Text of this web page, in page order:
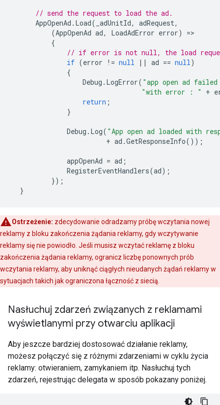
// send the request to load the ad.
AppOpenAd . Load( _adUnitId, adRequest,
(AppOpenAd ad, LoadAdError error) =
{
// if error is not null, the load
if (error != null || ad == null)
{
Debug . LogError( "app open ad
"with error : "
+
return ;
}
Debug . Log( "App open ad loaded with
+ ad .GetResponseInfo());
appOpenAd = ad ;
RegisterEventHandlers(ad);
});
}
Ostrzeżenie: zdecydowanie odradzamy próbę wczytania nowej
reklamy z bloku zakończenia żądania reklamy, gdy wczytywanie
reklamy się nie powiodło. Jeśli musisz wczytać reklamę z bloku
zakończenia żądania reklamy, ogranicz liczbę ponownych prób
wczytania reklamy, aby uniknąć ciągłych nieudanych żądań reklamy w
sytuacjach takich jak ograniczona łączność z siecią.
Nasłuchuj zdarzeń związanych z reklamami
wyświetlanymi przy otwarciu aplikacji
Aby jeszcze bardziej dostosować działanie reklamy,
możesz połączyć się z różnymi zdarzeniami w cyklu życia
reklamy: otwieraniem, zamykaniem itp. Nasłuchuj tych
zdarzeń, rejestrując delegata w sposób pokazany poniżej.